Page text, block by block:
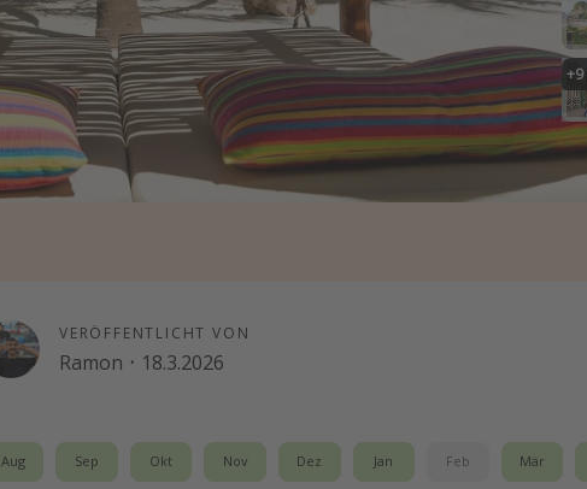
+9
VERÖFFENTLICHT VON
Ramon · 18.3.2026
Aug Sep Okt Nov Dez Jan Feb Mär